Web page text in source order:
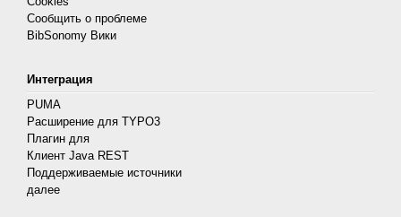
Сообщить о проблеме
BibSonomy Вики
Интеграция
PUMA
Расширение для TYPO3
Плагин для
Клиент Java REST
Поддерживаемые источники
далее